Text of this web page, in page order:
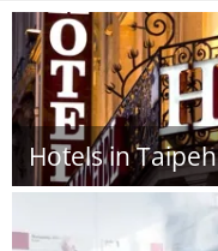
Hotels in Taipeh